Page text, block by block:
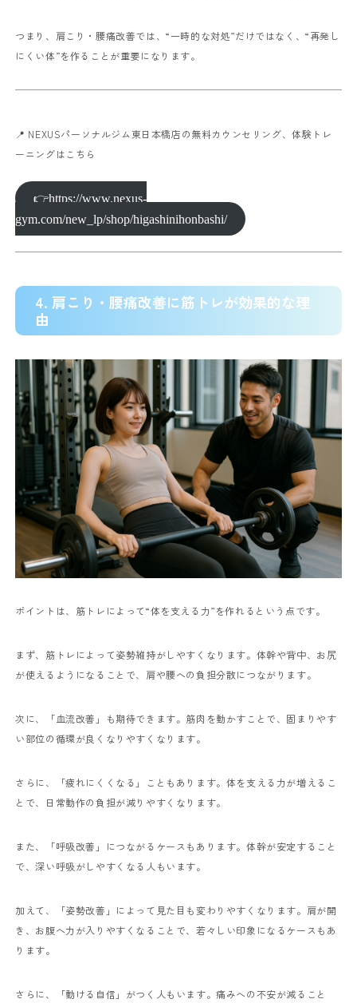
つまり、肩こり・腰痛改善では、“一時的な対処”だけではなく、“再発し
にくい体”を作ることが重要になります。
📍 NEXUSパーソナルジム東日本橋店の無料カウンセリング、体験トレ
ーニングはこちら
👉https://www.nexus-
gym.com/new_lp/shop/higashinihonbashi/
4. 肩こり・腰痛改善に筋トレが効果的な理
由
ポイントは、筋トレによって“体を支える力”を作れるという点です。
まず、筋トレによって姿勢維持がしやすくなります。体幹や背中、お尻
が使えるようになることで、肩や腰への負担分散につながります。
次に、「血流改善」も期待できます。筋肉を動かすことで、固まりやす
い部位の循環が良くなりやすくなります。
さらに、「疲れにくくなる」こともあります。体を支える力が増えるこ
とで、日常動作の負担が減りやすくなります。
また、「呼吸改善」につながるケースもあります。体幹が安定すること
で、深い呼吸がしやすくなる人もいます。
加えて、「姿勢改善」によって見た目も変わりやすくなります。肩が開
き、お腹へ力が入りやすくなることで、若々しい印象になるケースもあ
ります。
さらに、「動ける自信」がつく人もいます。痛みへの不安が減ること